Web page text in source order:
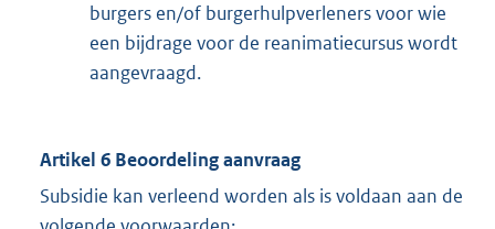
burgers en/of burgerhulpverleners voor wie
een bijdrage voor de reanimatiecursus wordt
aangevraagd.
Artikel 6 Beoordeling aanvraag
Subsidie kan verleend worden als is voldaan aan de